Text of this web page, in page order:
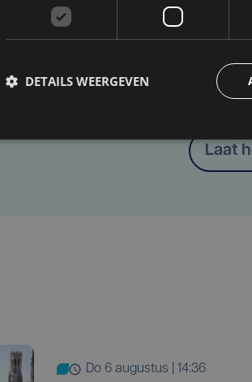
Heb je een taal- of
Laat
do 6 augustus | 14:36
DETAILS WEERGEVEN